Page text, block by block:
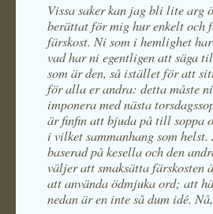
Vissa saker kan jag bli lite arg
berättat för mig hur enkelt och
färskost. Ni som i hemlighet
vad har ni egentligen att säga
som är den, så istället för att
för alla er andra: detta måste
imponera med nästa
är finfin att bjuda på till soppa
i vilket sammanhang som
baserad på kesella och den
väljer att smaksätta färskosten
att använda ödmjuka ord; att
nedan är en inte så dum idé.